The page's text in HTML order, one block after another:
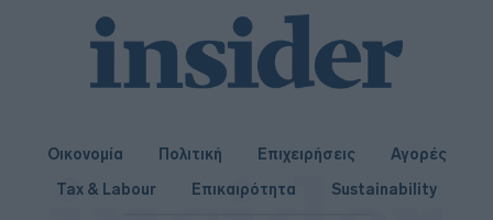
Οικονομία Πολιτική Επιχειρήσεις
Αγορές
Tax & Labour
Επικαιρότητα Sustainability